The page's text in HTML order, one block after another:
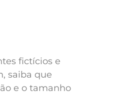
fictícios e
saiba que
e o tamanho